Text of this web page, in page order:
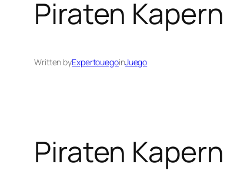
Piraten Kapern
Written byExpertouegoinJuego
Piraten Kapern